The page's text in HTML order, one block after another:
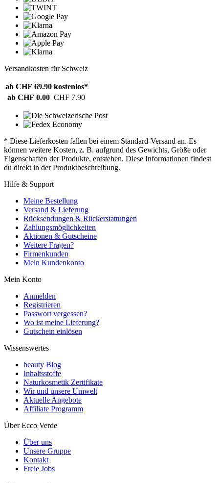
Versandkosten für Schweiz
ab CHF 69.90 kostenlos*
ab CHF 0.00 CHF 7.90
* Diese Lieferkosten fallen bei einem Standard-Versand an. Es
können weitere Kosten, z. B. aufgrund des Gewichts, Größe oder
Eigenschaften der Produkte, entstehen. Diese Informationen findest
du direkt in der Produktbeschreibung.
Hilfe & Support
Meine Bestellung
Versand & Lieferung
Rücksendungen & Rückerstattungen
Zahlungsmöglichkeiten
Aktionen & Gutscheine
Weitere Fragen?
Firmenkunden
Mein Kundenkonto
Mein Konto
Anmelden
Registrieren
Passwort vergessen?
Wo ist meine Lieferung?
Gutschein einlösen
Wissenswertes
beauty Blog
Inhaltsstoffe
Naturkosmetik Zertifikate
Wir und unsere Umwelt
Aktuelle Angebote
Affiliate Programm
Über Ecco Verde
Über uns
Unsere Gruppe
Kontakt
Freie Jobs